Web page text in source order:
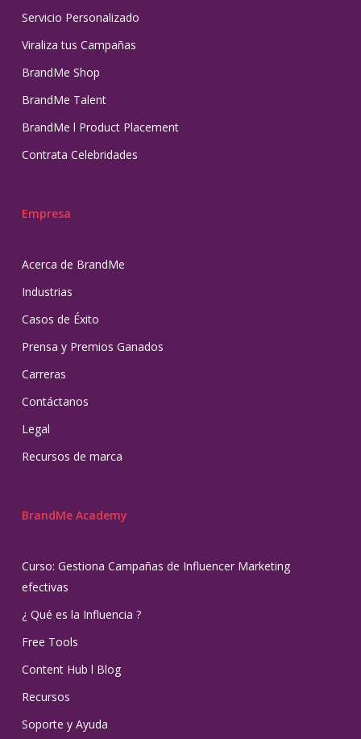
Servicio Personalizado
Viraliza tus Campañas
BrandMe Shop
BrandMe Talent
BrandMe l Product Placement
Contrata Celebridades
Empresa
Acerca de BrandMe
Industrias
Casos de Éxito
Prensa y Premios Ganados
Carreras
Contáctanos
Legal
Recursos de marca
BrandMe Academy
Curso: Gestiona Campañas de Influencer Marketing
efectivas
¿ Qué es la Influencia ?
Free Tools
Content Hub l Blog
Recursos
Soporte y Ayuda